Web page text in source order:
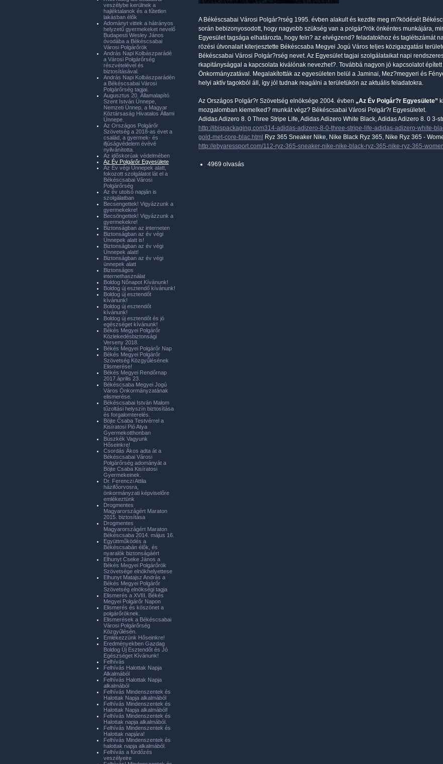
A Békéscsabai Városi Polgár?rség 1995. évben alakult és kezdte meg m?ködését
során bebizonyosodott, hogy nagyobb szükség van a polgár?rök önkéntes munkájára,
Egyesület tagsága elhatározta, hogy feln? az elvégzend? feladatokhoz és taglétszámát
rözési útvonalait kiterjesztette Békéscsaba Megyei Jogú Város teljes közigazgatási
Békéscsabai Városi Polgár?rség nevet. Az Egyesület tagjai szolgálataikat napi
rkapitánysággal a kapcsolata kiválónak nevezhet?. Továbbá nagyon jó kapcsolatot
Önkormányzatával. Megalakították az egyesületen belül a Jaminai, Mez?megyeri és
helyi aktív tagokból áll, így jól tudnak reagálni a területükön az aktuális feladatokra.
Az Országos Polgár?r Szövetség elnöksége 2004. évben „Az Év Polgár?r Egyesülete”
mozgalomban kiemelked? munkát végz? Békéscsabai Városi Polgár?r Egyesületet.
Adidas Adizero 8. 0 Three Stripe Life, Adidas Adizero White Black, Adidas Adizero 8. 0 3-
http://ibispackaging.com314-adidas-adizero-8-0-three-stripe-life-adidas-adizero-white-
gold-met-core-blac.html Ryz 365 Sneaker Nike, Nike Black Ryz 365, Nike Ryz 365 -
http://ebyaressport.com/112-ryz-365-sneaker-nike-nike-black-ryz-365-nike-ryz-365-
4969 olvasás
veszélybe kerülnek a
hajléktalanok és a fűtetlen
lakásban élők
Adományt vittek a hátrányos
helyzetű gyermekeket nevelő
Budapesti Wesley János
óvodába a Békéscsabai
Városi Polgárőrök
András Napi Kolbászparádé
a Városi Polgárőrség
részvételével és
biztosításával.
András Napi Kolbászparádén
a Békéscsabai Városi
Polgárőrség tagjai.
Augusztus 20. Államalapító
Szent István Ünnepe,
Nemzeti Ünnep, a Magyar
Köztársaság Hivatalos Állami
Ünnepe.
Az Országos Polgárőr
Szövetség a 2018-as évet a
család, a gyermek- és
ifjúságvédelem évévé
nyilvánította.
Az időskorúak védelmében
Az Év Polgárőr Egyesülete
Az Év végi Ünnepek alatt,
fokozott szolgálatot lát el a
Békéscsabai Városi
Polgárőrség
Az év utolsó napján is
szolgálatban
Becsengettek! Vigyázzunk a
gyermekekre!
Becsöngettek! Vigyázzunk a
gyermekekre!
Biztonságban az interneten
Biztonságban az év végi
Ünnepek alatt is!
Biztonságban az év végi
Ünnepek alatt!
Biztonságban az év végi
ünnepek alatt
Biztonságos
internethasználat
Boldog Nőnapot Kívánunk!
Boldog új esztendő kívánunk!
Boldog új esztendőt
kívánunk!
Boldog új esztendőt
kívánunk!
Boldog új esztendőt és jó
egészséget kívánunk!
Békés Megyei Polgárőr
Közlekedésbiztonsági
Verseny 2018.
Békés Megyei Polgárőr Nap
Békés Megyei Polgárőr
Szövetség Közgyűlésének
Elismerése!
Békés Megyei Rendőrnap
2017.április 23.
Békéscsaba Megyei Jogú
Város Önkormányzatának
elismerése.
Békéscsabai István Malom
tűzoltási helyszín biztosítása
és forgalomterelés.
Böjte Csaba Testvérrel a
Kisíratosi Pió Atya
Gyermekotthonban
Büszkék Vagyunk
Hőseinkre!
Csordás Ákos adta át a
Békéscsabai Városi
Polgárőrség adományát a
Böjte Csaba Kisíratosi
Gyermekeinek.
Dr. Ferenczi Attila
házifőorvosra,
önkormányzati képviselőre
emlékeztünk
Drogmentes
Magyarországért Maraton
2015. biztosítása
Drogmentes
Magyarországért Maraton
Békéscsaba 2014. május 16.
Együttműködés a
Békéscsabán élők, és
nyaralók biztonságáért
Elhunyt Cseke János a
Békés Megyei Polgárőrök
Szövetsége elnökhelyettese
Elhunyt Matajsz András a
Békés Megyei Polgárőr
Szövetség elnökségi tagja
Elismerés a XVIII. Békés
Megyei Polgárőr Napon
Elismerés és köszönet a
polgárőröknek.
Elismerések a Békéscsabai
Városi Polgárőrség
Közgyűlésén.
Emlékezzünk Hőseinkre!
Eredményekben Gazdag
Boldog Új Esztendőt és Jó
Egészséget Kívánunk!
Felhívás
Felhívás Halottak Napja
Alkalmából
Felhívás Halottak Napja
alkalmából
Felhívás Mindenszentek és
Halottak Napja alkalmából
Felhívás Mindenszentek és
Halottak Napja alkalmából!
Felhívás Mindenszentek és
Halottak napja alkalmából.
Felhívás Mindenszentek és
Halottak napjára!
Felhívás Mindenszentek és
halottak napja alkalmából.
Felhívás a fürdőzés
veszélyeire